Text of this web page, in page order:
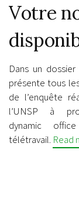
Votre
Dans un
présente tous
de l’enquête
l’UNSP à
dynamic
télétravail. Read